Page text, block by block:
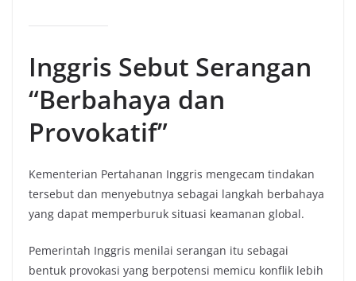
Inggris Sebut Serangan
“Berbahaya dan
Provokatif”
Kementerian Pertahanan Inggris mengecam tindakan
tersebut dan menyebutnya sebagai langkah berbahaya
yang dapat memperburuk situasi keamanan global.
Pemerintah Inggris menilai serangan itu sebagai
bentuk provokasi yang berpotensi memicu konflik lebih